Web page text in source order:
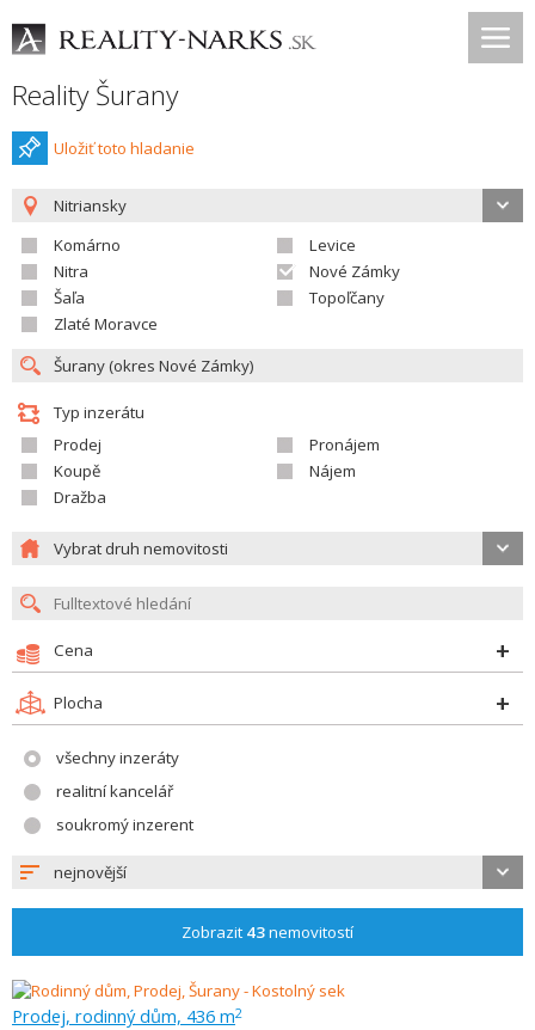
Reality Šurany
Uložiť toto hladanie
Nitriansky
Komárno
Levice
Nitra
Nové Zámky
Šaľa
Topoľčany
Zlaté Moravce
Typ inzerátu
Prodej
Pronájem
Koupě
Nájem
Dražba
Vybrat druh nemovitosti
Cena
Plocha
všechny inzeráty
realitní kancelář
soukromý inzerent
nejnovější
Zobrazit 43nemovitostí
Prodej, rodinný dům, 436 m2